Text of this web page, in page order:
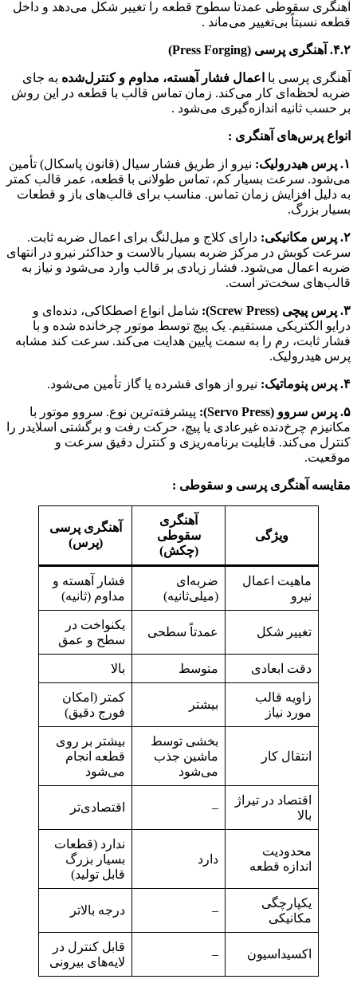
آهنگری سقوطی عمدتاً سطوح قطعه را تغییر شکل می‌دهد و داخل
قطعه نسبتاً بی‌تغییر می‌ماند .
۴.۲. آهنگری پرسی (Press Forging)
آهنگری پرسی با اعمال فشار آهسته، مداوم و کنترل‌شده به جای
ضربه لحظه‌ای کار می‌کند. زمان تماس قالب با قطعه در این روش
بر حسب ثانیه اندازه‌گیری می‌شود .
انواع پرس‌های آهنگری :
۱. پرس هیدرولیک:
نیرو از طریق فشار سیال (قانون پاسکال) تأمین
می‌شود. سرعت بسیار کم، تماس طولانی با قطعه، عمر قالب کمتر
به دلیل افزایش زمان تماس. مناسب برای قالب‌های باز و قطعات
بسیار بزرگ.
۲. پرس مکانیکی:
دارای کلاج و میل‌لنگ برای اعمال ضربه ثابت.
سرعت کوبش در مرکز ضربه بسیار بالاست و حداکثر نیرو در انتهای
ضربه اعمال می‌شود. فشار زیادی بر قالب وارد می‌شود و نیاز به
قالب‌های سخت‌تر است.
۳. پرس پیچی (Screw Press):
شامل انواع اصطکاکی، دنده‌ای و
درایو الکتریکی مستقیم. یک پیچ توسط موتور چرخانده شده و با
فشار ثابت، رم را به سمت پایین هدایت می‌کند. سرعت کند مشابه
پرس هیدرولیک.
۴. پرس پنوماتیک: نیرو از هوای فشرده یا گاز تأمین می‌شود.
۵. پرس سروو (Servo Press):
پیشرفته‌ترین نوع. سروو موتور با
مکانیزم چرخ‌دنده غیرعادی یا پیچ، حرکت رفت و برگشتی اسلایدر را
کنترل می‌کند. قابلیت برنامه‌ریزی و کنترل دقیق سرعت و
موقعیت.
مقایسه آهنگری پرسی و سقوطی :
ویژگی
آهنگری
سقوطی
(چکش)
آهنگری پرسی
(پرس)
ماهیت اعمال
نیرو
ضربه‌ای
(میلی‌ثانیه)
فشار آهسته و
مداوم (ثانیه)
تغییر شکل عمدتاً سطحی
یکنواخت در
سطح و عمق
دقت ابعادی متوسط بالا
زاویه قالب
مورد نیاز
بیشتر
کمتر (امکان
فورج دقیق)
انتقال کار
بخشی توسط
ماشین جذب
می‌شود
بیشتر بر روی
قطعه انجام
می‌شود
اقتصاد در تیراژ
بالا
– اقتصادی‌تر
محدودیت
اندازه قطعه
دارد
ندارد (قطعات
بسیار بزرگ
قابل تولید)
یکپارچگی
مکانیکی
– درجه بالاتر
اکسیداسیون –
قابل کنترل در
لایه‌های بیرونی